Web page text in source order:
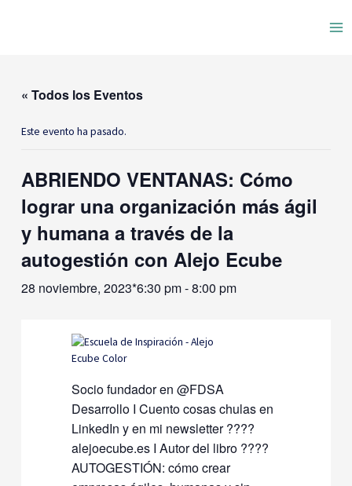
« Todos los Eventos
Este evento ha pasado.
ABRIENDO VENTANAS: Cómo
lograr una organización más ágil
y humana a través de la
autogestión con Alejo Ecube
28 noviembre, 2023*6:30 pm-8:00 pm
Socio fundador en @FDSA
Desarrollo I Cuento cosas chulas en
LinkedIn y en mi newsletter ????
alejoecube.es I Autor del libro ????
AUTOGESTIÓN: cómo crear